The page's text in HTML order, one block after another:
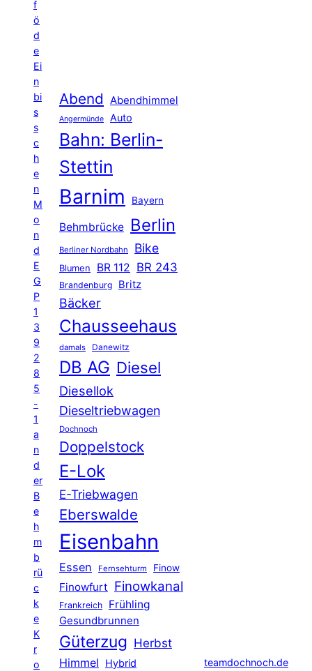
f
ö
d
e
Ei
n
bi
s
s
c
h
e
n
M
o
n
d
E
G
P
1
3
9
2
8
5
-
1
a
n
d
er
B
e
h
m
b
rü
c
k
e
K
r
o
Abend Abendhimmel
Angermünde Auto
Bahn: Berlin-
Stettin
Barnim Bayern
Behmbrücke Berlin
Berliner Nordbahn Bike
Blumen BR 112 BR 243
Brandenburg Britz
Bäcker
Chausseehaus
damals Danewitz
DB AG Diesel
Diesellok
Dieseltriebwagen
Dochnoch
Doppelstock
E-Lok
E-Triebwagen
Eberswalde
Eisenbahn
Essen Fernsehturm Finow
Finowfurt Finowkanal
Frankreich Frühling
Gesundbrunnen
Güterzug Herbst
Himmel
Hybrid teamdochnoch.de